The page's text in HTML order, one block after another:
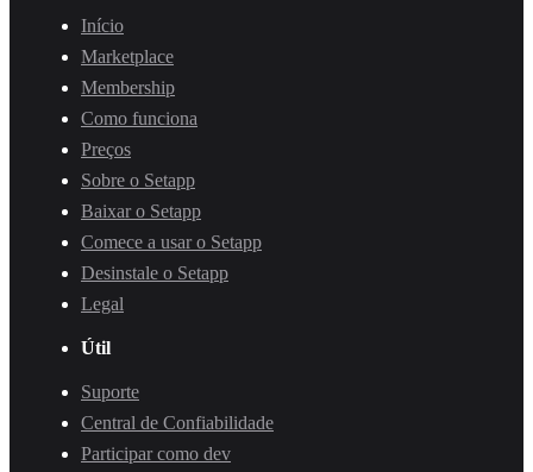
Início
Marketplace
Membership
Como funciona
Preços
Sobre o Setapp
Baixar o Setapp
Comece a usar o Setapp
Desinstale o Setapp
Legal
Útil
Suporte
Central de Confiabilidade
Participar como dev